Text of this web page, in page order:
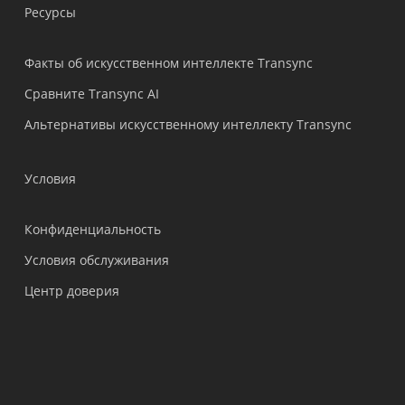
Ресурсы
Факты об искусственном интеллекте Transync
Сравните Transync AI
Альтернативы искусственному интеллекту Transync
Условия
Конфиденциальность
Условия обслуживания
Центр доверия